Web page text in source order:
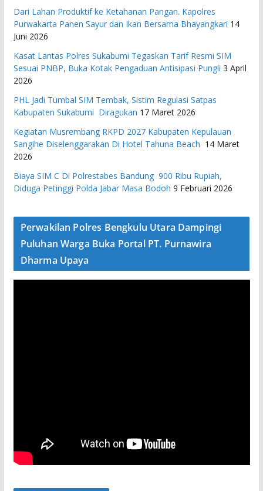
Dari Lahan Produktif ke Ketahanan Pangan. Kapolres
Purwakarta Panen Sayur dan Ikan Bersama Bhayangkari 14
Juni 2026
Kasat Lantas Polres Sukabumi Tegaskan Tarif Resmi SIM
Sesuai PNBP, Buka Kotak Pengaduan Antisipasi Pungli 3 April
2026
PHL Jadi Tumbal SIM Tembak, Sistim Regulasi Satpas
Kabupaten Sukabumi Diragukan 17 Maret 2026
Kegiatan Musrembang RKPD 2027 ​Kabupaten Kepulauan
Sangihe Diselenggarakan Di Hotel Tahuna Beach 14 Maret
2026
Biaya SIM C Di Polrestabes Bandung 900 Ribu Rupiah,
Diduga Petinggi Polda Jabar Masa Bodoh 9 Februari 2026
Perwakilan Polres Bengkulu Utara Dampingi
Puluhan Warga Buka Portal PT. Purnawira
Dharma Upaya